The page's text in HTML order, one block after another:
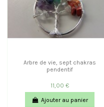
Arbre de vie, sept chakras
pendentif
11,00 €
Ajouter au panier